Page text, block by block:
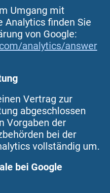
Umgang mit
Analytics finden Sie
von Google:
analytics/answer
Vertrag zur
abgeschlossen
Vorgaben der
bei der
vollständig um.
bei Google